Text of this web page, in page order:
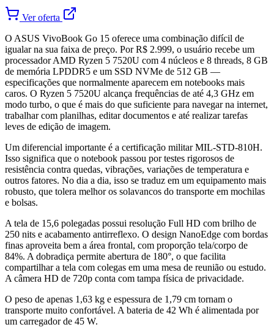
Ver oferta
O ASUS VivoBook Go 15 oferece uma combinação difícil de
igualar na sua faixa de preço. Por R$ 2.999, o usuário recebe um
processador AMD Ryzen 5 7520U com 4 núcleos e 8 threads, 8 GB
de memória LPDDR5 e um SSD NVMe de 512 GB —
especificações que normalmente aparecem em notebooks mais
caros. O Ryzen 5 7520U alcança frequências de até 4,3 GHz em
modo turbo, o que é mais do que suficiente para navegar na internet,
trabalhar com planilhas, editar documentos e até realizar tarefas
leves de edição de imagem.
Um diferencial importante é a certificação militar MIL-STD-810H.
Isso significa que o notebook passou por testes rigorosos de
resistência contra quedas, vibrações, variações de temperatura e
outros fatores. No dia a dia, isso se traduz em um equipamento mais
robusto, que tolera melhor os solavancos do transporte em mochilas
e bolsas.
A tela de 15,6 polegadas possui resolução Full HD com brilho de
250 nits e acabamento antirreflexo. O design NanoEdge com bordas
finas aproveita bem a área frontal, com proporção tela/corpo de
84%. A dobradiça permite abertura de 180°, o que facilita
compartilhar a tela com colegas em uma mesa de reunião ou estudo.
A câmera HD de 720p conta com tampa física de privacidade.
O peso de apenas 1,63 kg e espessura de 1,79 cm tornam o
transporte muito confortável. A bateria de 42 Wh é alimentada por
um carregador de 45 W.